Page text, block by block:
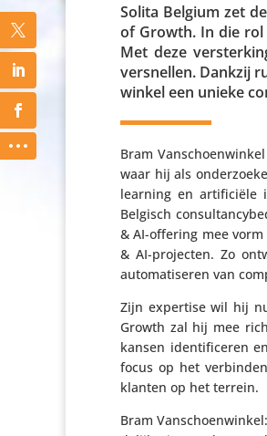
Solita Belgium zet
of Growth. In die
Met deze
versnellen. Dankzij
winkel een unieke
Bram
waar hij als
learning en arti­fi­ciële
Belgisch
& AI-offering mee
& AI-projecten. Zo
auto­ma­ti­seren van
Zijn expertise wil hij
Growth zal hij mee
kansen iden­ti­fi­ceren
focus op het
klanten op het terrein.
Bram